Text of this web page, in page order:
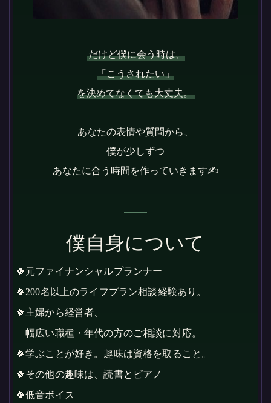
だけど僕に会う時は、
「こうされたい」
を決めてなくても大丈夫。
あなたの表情や質問から、
僕が少しずつ
あなたに合う時間を作っていきます✍️
僕自身について
🍀元ファイナンシャルプランナー
🍀200名以上のライフプラン相談経験あり。
🍀主婦から経営者、
幅広い職種・年代の方のご相談に対応。
🍀学ぶことが好き。趣味は資格を取ること。
🍀その他の趣味は、読書とピアノ
🍀低音ボイス